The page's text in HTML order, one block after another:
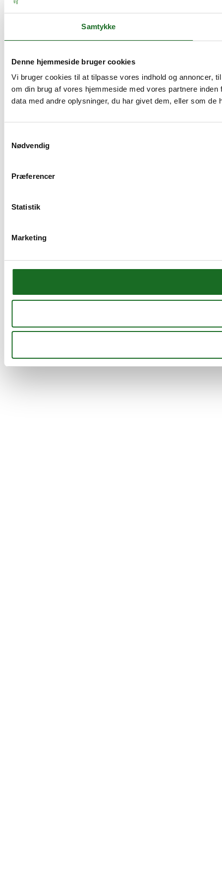
Samtykke
Denne hjemmeside bruger cookies
Vi bruger cookies til at tilpasse vores indhold og annoncer,
om din brug af vores hjemmeside med vores partnere
data med andre oplysninger, du har givet dem, eller som de
Nødvendig
Præferencer
Statistik
Marketing